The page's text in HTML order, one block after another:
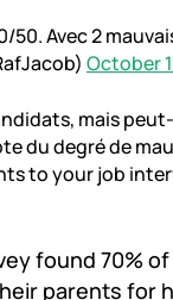
50. Avec 2
October
mais
du degré de
to your job
found 70% of
parents for